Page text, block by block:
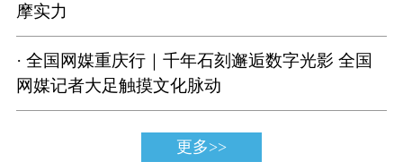
摩实力
· 全国网媒重庆行｜千年石刻邂逅数字光影 全国
网媒记者大足触摸文化脉动
更多>>